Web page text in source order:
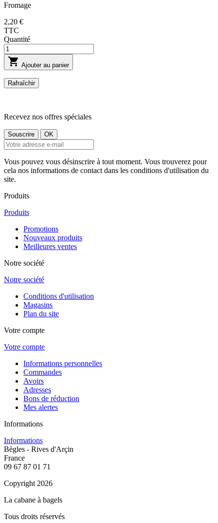
Fromage
2,20 €
TTC
Quantité
 Ajouter au panier
Recevez nos offres spéciales
Vous pouvez vous désinscrire à tout moment. Vous trouverez pour
cela nos informations de contact dans les conditions d'utilisation du
site.
Produits
Produits
Promotions
Nouveaux produits
Meilleures ventes
Notre société
Notre société
Conditions d'utilisation
Magasins
Plan du site
Votre compte
Votre compte
Informations personnelles
Commandes
Avoirs
Adresses
Bons de réduction
Mes alertes
Informations
Informations
Bègles - Rives d'Arçin
France
09 67 87 01 71
Copyright 2026
La cabane à bagels
Tous droits réservés